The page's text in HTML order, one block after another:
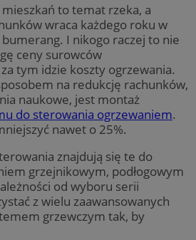
to temat rzeka, a
wraca każdego roku w
I nikogo raczej to nie
ceny surowców
tym idzie koszty ogrzewania.
na redukcję rachunków,
naukowe, jest montaż
do sterowania ogrzewaniem.
nawet o 25%.
znajdują się te do
grzejnikowym, podłogowym
od wyboru serii
z wielu zaawansowanych
grzewczym tak, by